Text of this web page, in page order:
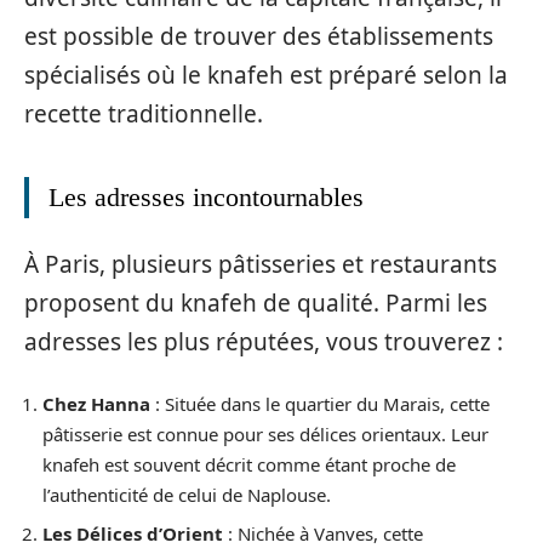
est possible de trouver des établissements
spécialisés où le knafeh est préparé selon la
recette traditionnelle.
Les adresses incontournables
À Paris, plusieurs pâtisseries et restaurants
proposent du knafeh de qualité. Parmi les
adresses les plus réputées, vous trouverez :
Chez Hanna : Située dans le quartier du Marais, cette
pâtisserie est connue pour ses délices orientaux. Leur
knafeh est souvent décrit comme étant proche de
l’authenticité de celui de Naplouse.
Les Délices d’Orient : Nichée à Vanves, cette